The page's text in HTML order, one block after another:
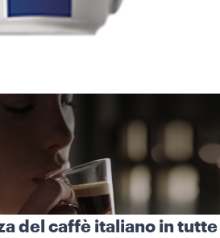
del caffè italiano in tutte